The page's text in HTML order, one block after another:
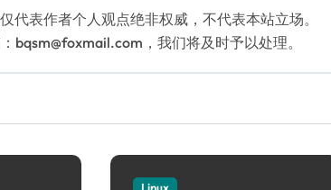
代表作者个人观点绝非权威，不代表本站立场。
bqsm@foxmail.com，我们将及时予以处理。